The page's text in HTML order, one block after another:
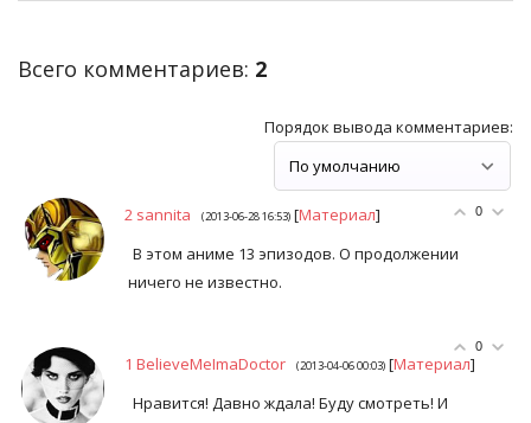
Всего комментариев: 2
Порядок вывода комментариев:
0
2 sannita (2013-06-28 16:53) [Материал]
В этом аниме 13 эпизодов. О продолжении
ничего не известно.
0
1 BelieveMeImaDoctor (2013-04-06 00:03) [Материал]
Нравится! Давно ждала! Буду смотреть! И